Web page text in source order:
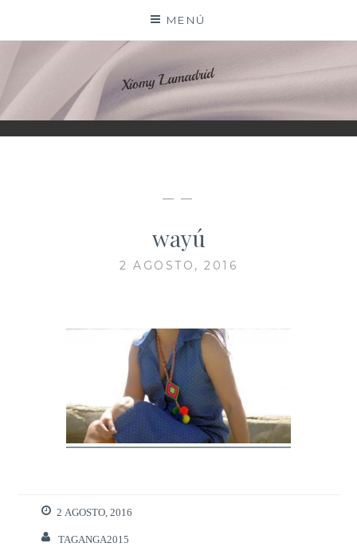
contenido
MENÚ
XIOMY LAMADRID
— —
wayú
2 AGOSTO, 2016
2 AGOSTO, 2016
TAGANGA2015